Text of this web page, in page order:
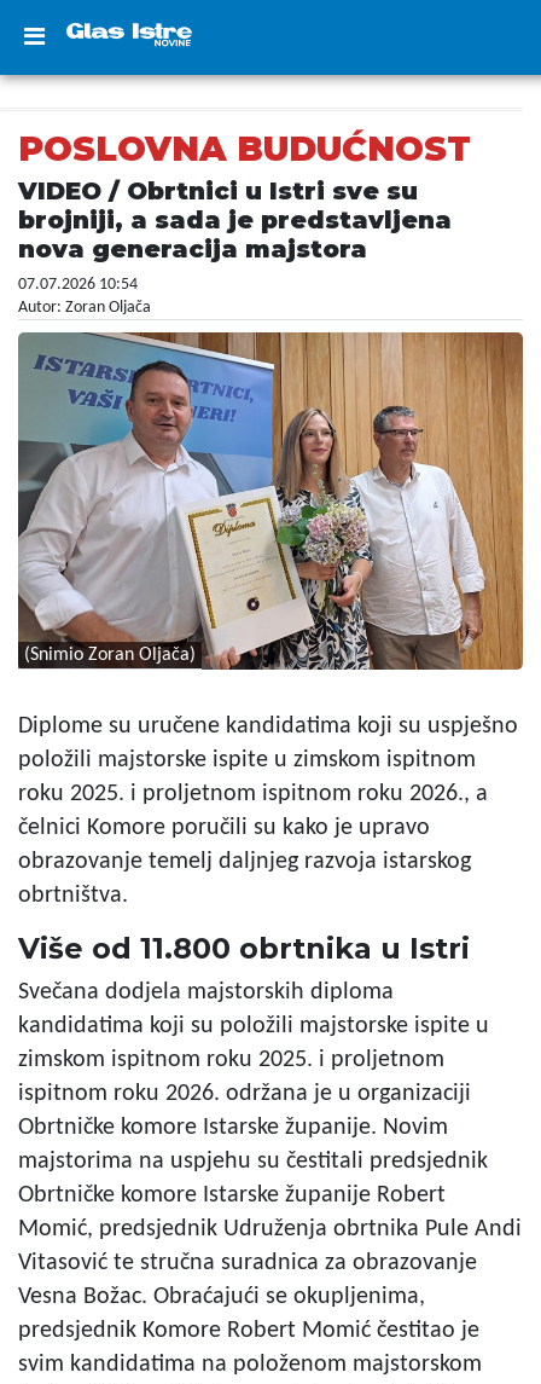
POSLOVNA BUDUĆNOST
VIDEO / Obrtnici u Istri sve su
brojniji, a sada je predstavljena
nova generacija majstora
07.07.2026 10:54
Autor: Zoran Oljača
(Snimio Zoran Oljača)
Diplome su uručene kandidatima koji su uspješno
položili majstorske ispite u zimskom ispitnom
roku 2025. i proljetnom ispitnom roku 2026., a
čelnici Komore poručili su kako je upravo
obrazovanje temelj daljnjeg razvoja istarskog
obrtništva.
Više od 11.800 obrtnika u Istri
Svečana dodjela majstorskih diploma
kandidatima koji su položili majstorske ispite u
zimskom ispitnom roku 2025. i proljetnom
ispitnom roku 2026. održana je u organizaciji
Obrtničke komore Istarske županije. Novim
majstorima na uspjehu su čestitali predsjednik
Obrtničke komore Istarske županije Robert
Momić, predsjednik Udruženja obrtnika Pule Andi
Vitasović te stručna suradnica za obrazovanje
Vesna Božac. Obraćajući se okupljenima,
predsjednik Komore Robert Momić čestitao je
svim kandidatima na položenom majstorskom